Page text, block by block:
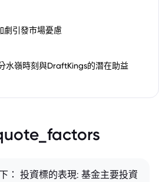
劇引發市場憂慮
水嶺時刻與DraftKings的潛在助益
： 投資標的表現: 基金主要投資